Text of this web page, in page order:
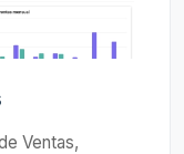
Ventas,